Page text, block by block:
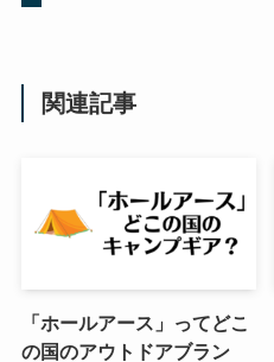
関連記事
「ホールアース」ってどこ
の国のアウトドアブラン